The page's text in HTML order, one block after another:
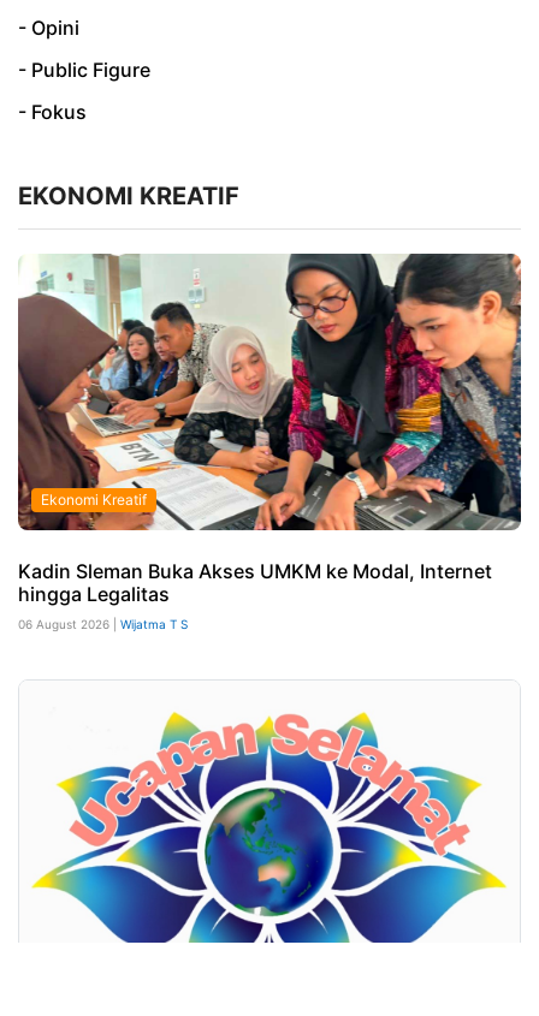
- Opini
- Public Figure
- Fokus
EKONOMI KREATIF
Ekonomi Kreatif
Kadin Sleman Buka Akses UMKM ke Modal, Internet
hingga Legalitas
06 August 2026 | Wijatma T S